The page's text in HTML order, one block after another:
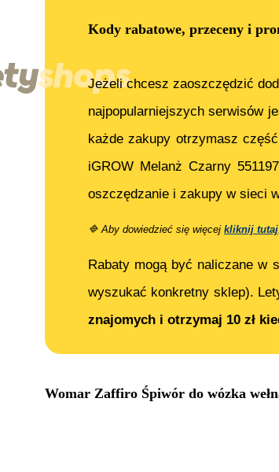
Kody rabatowe, przeceny i
Jeżeli chcesz zaoszczędzić
najpopularniejszych serwisów
każde zakupy otrzymasz
iGROW Melanż Czarny 551197
oszczędzanie i zakupy w sieci
🔷 Aby dowiedzieć się więcej kliknij tutaj.
Rabaty mogą być naliczane w
wyszukać konkretny sklep).
znajomych i otrzymaj 10 zł
Womar Zaffiro Śpiwór do wózka